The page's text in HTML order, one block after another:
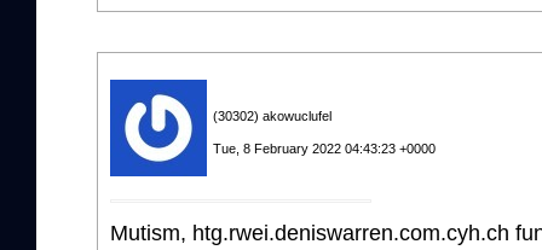
(30302) akowuclufel
Tue, 8 February 2022 04:43:23 +0000
Mutism, htg.rwei.deniswarren.com.cyh.ch